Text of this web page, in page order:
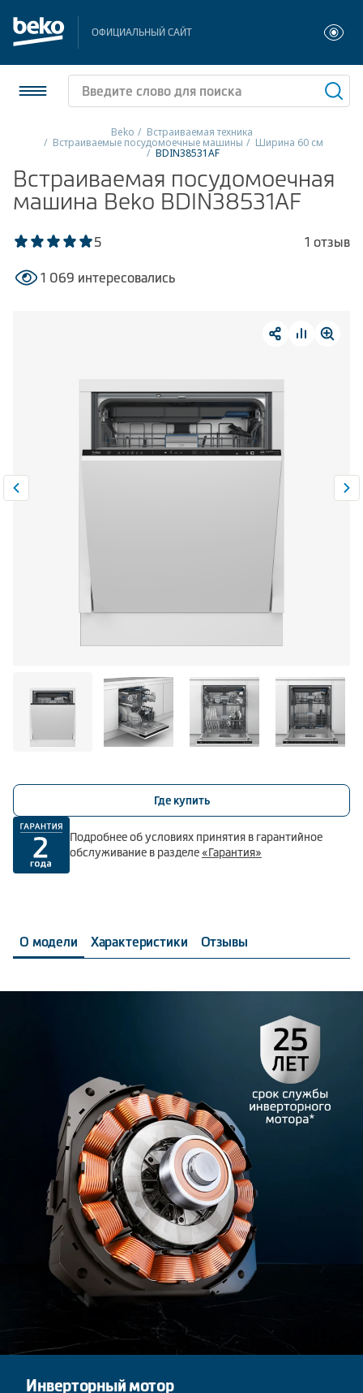
ОФИЦИАЛЬНЫЙ САЙТ
Стиральные и сушильные машины
Посудомоечные машины
Плиты
Beko Встраиваемая техника
Встраиваемые посудомоечные машины Ширина 60 см
BDIN38531AF
Встраиваемая посудомоечная
машина Beko BDIN38531AF
5 1 отзыв
1 069 интересовались
Где купить
Подробнее об условиях принятия в гарантийное
обслуживание в разделе«Гарантия»
О модели Характеристики Отзывы
Инверторный мотор